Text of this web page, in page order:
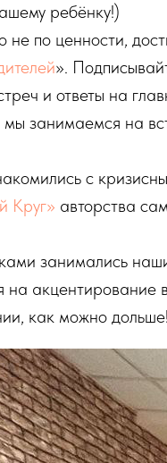
ребёнку!)
не по ценности,
».
и ответы на
мы занимаемся на
с
Круг» авторства
занимались
на акцентирование
как можно дольше!